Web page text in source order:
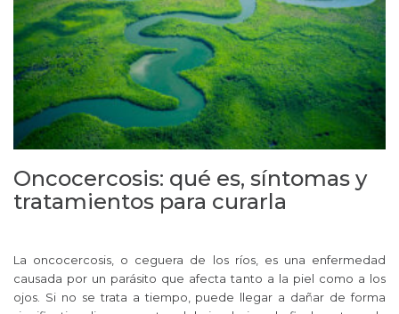
Oncocercosis: qué es, síntomas y
tratamientos para curarla
La oncocercosis, o ceguera de los ríos, es una enfermedad
causada por un parásito que afecta tanto a la piel como a los
ojos. Si no se trata a tiempo, puede llegar a dañar de forma